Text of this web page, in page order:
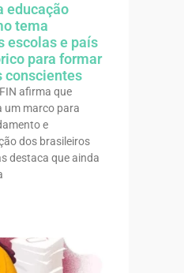
educação
tema
escolas e país
para formar
conscientes
afirma que
um marco para
e
dos brasileiros
destaca que ainda